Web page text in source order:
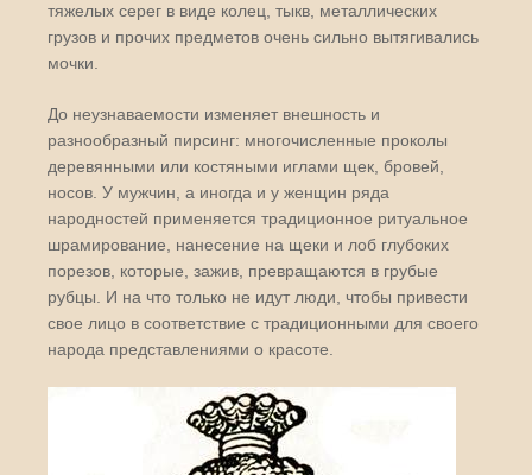
тяжелых серег в виде колец, тыкв, металлических
грузов и прочих предметов очень сильно вытягивались
мочки.
До неузнаваемости изменяет внешность и
разнообразный пирсинг: многочисленные проколы
деревянными или костяными иглами щек, бровей,
носов. У мужчин, а иногда и у женщин ряда
народностей применяется традиционное ритуальное
шрамирование, нанесение на щеки и лоб глубоких
порезов, которые, зажив, превращаются в грубые
рубцы. И на что только не идут люди, чтобы привести
свое лицо в соответствие с традиционными для своего
народа представлениями о красоте.